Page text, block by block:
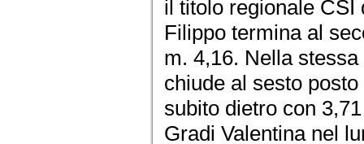
il titolo regionale
Filippo termina al
m. 4,16. Nella
chiude al sesto
subito dietro con
Gradi Valentina nel